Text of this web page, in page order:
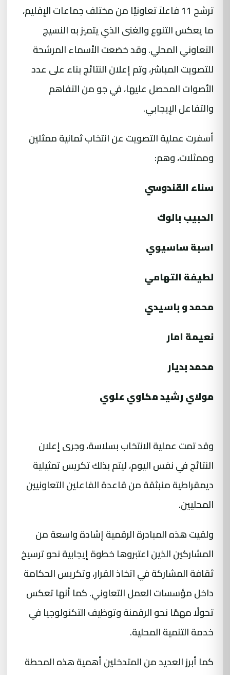
ترشح 11 فاعلاً تعاونيًا من مختلف جماعات الإقليم،
ما يعكس التنوع والغنى الذي يتميز به النسيج
التعاوني المحلي. وقد خضعت الأسماء المرشحة
للتصويت المباشر، وتم إعلان النتائج بناء على عدد
الأصوات المحصل عليها، في جو من التفاهم
والتفاعل الإيجابي.
أسفرت عملية التصويت عن انتخاب ثمانية ممثلين
وممثلات، وهم:
سناء القندوسي
الحبيب بالوك
اسبة ساسيوي
لطيفة التهامي
محمد و باسيدي
نعيمة امار
محمد بديار
مولاي رشيد مكاوي علوي
وقد تمت عملية الانتخاب بسلاسة، وجرى إعلان
النتائج في نفس اليوم، ليتم بذلك تكريس تمثيلية
ديمقراطية منبثقة من قاعدة الفاعلين التعاونيين
المحليين.
ولقيت هذه المبادرة الرقمية إشادة واسعة من
المشاركين الذين اعتبروها خطوة إيجابية نحو ترسيخ
ثقافة المشاركة في اتخاذ القرار، وتكريس الحكامة
داخل مؤسسات العمل التعاوني. كما أنها تعكس
تحولًا مهمًا نحو الرقمنة وتوظيف التكنولوجيا في
خدمة التنمية المحلية.
كما أبرز العديد من المتدخلين أهمية هذه المحطة